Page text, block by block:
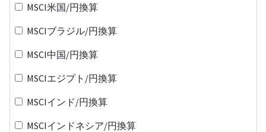
MSCI米国/円換算
MSCIブラジル/円換算
MSCI中国/円換算
MSCIエジプト/円換算
MSCIインド/円換算
MSCIインドネシア/円換算